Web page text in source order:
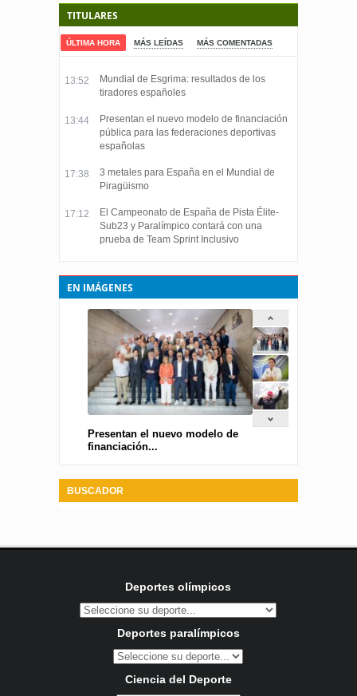
TITULARES
ÚLTIMA HORA MÁS LEÍDAS MÁS COMENTADAS
13:52
Mundial de Esgrima: resultados de los
tiradores españoles
13:44
Presentan el nuevo modelo de financiación
pública para las federaciones deportivas
españolas
17:38
3 metales para España en el Mundial de
Piragüismo
17:12
El Campeonato de España de Pista Élite-
Sub23 y Paralímpico contará con una
prueba de Team Sprint Inclusivo
EN IMÁGENES
Presentan el nuevo modelo de
financiación...
BUSCADOR
Deportes olímpicos
Deportes paralímpicos
Ciencia del Deporte